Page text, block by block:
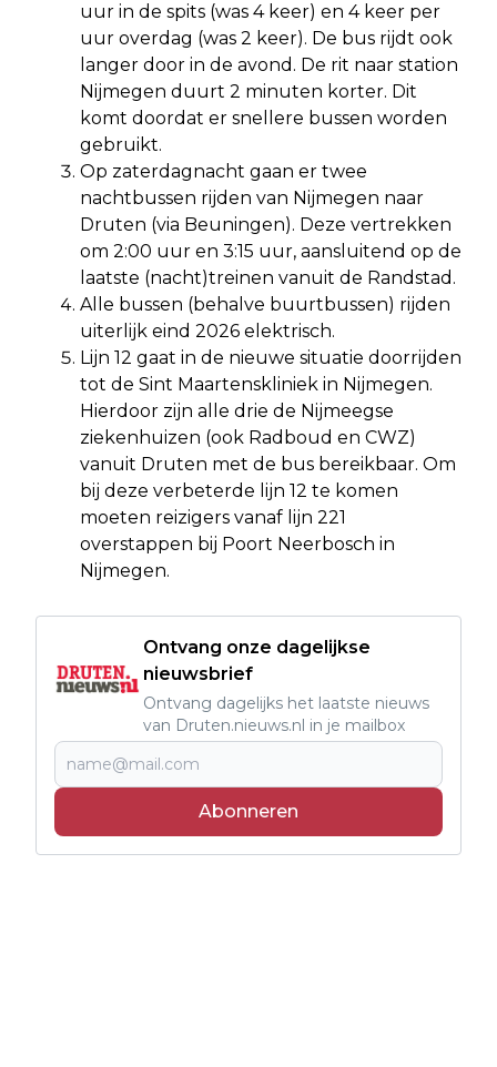
uur in de spits (was 4 keer) en 4 keer per
uur overdag (was 2 keer). De bus rijdt ook
langer door in de avond. De rit naar station
Nijmegen duurt 2 minuten korter. Dit
komt doordat er snellere bussen worden
gebruikt.
Op zaterdagnacht gaan er twee
nachtbussen rijden van Nijmegen naar
Druten (via Beuningen). Deze vertrekken
om 2:00 uur en 3:15 uur, aansluitend op de
laatste (nacht)treinen vanuit de Randstad.
Alle bussen (behalve buurtbussen) rijden
uiterlijk eind 2026 elektrisch.
Lijn 12 gaat in de nieuwe situatie doorrijden
tot de Sint Maartenskliniek in Nijmegen.
Hierdoor zijn alle drie de Nijmeegse
ziekenhuizen (ook Radboud en CWZ)
vanuit Druten met de bus bereikbaar. Om
bij deze verbeterde lijn 12 te komen
moeten reizigers vanaf lijn 221
overstappen bij Poort Neerbosch in
Nijmegen.
Ontvang onze dagelijkse
nieuwsbrief
Ontvang dagelijks het laatste nieuws
van Druten.nieuws.nl in je mailbox
Abonneren